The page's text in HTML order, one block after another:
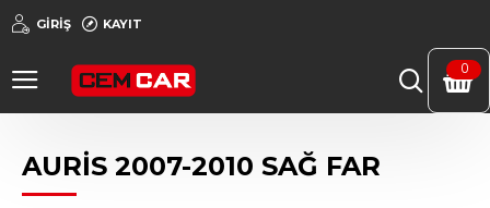
GIRIŞ KAYIT
0
AURİS 2007-2010 SAĞ FAR